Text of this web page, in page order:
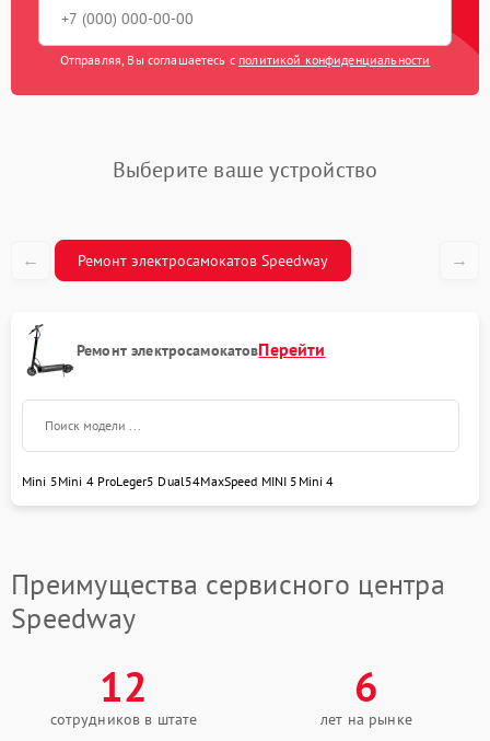
Отправляя, Вы соглашаетесь с политикой конфиденциальности
Выберите ваше устройство
← Ремонт электросамокатов Speedway →
Ремонт электросамокатовПерейти
Mini 5Mini 4 ProLeger5 Dual 54MaxSpeed MINI 5 Mini 4
Преимущества сервисного центра
Speedway
12
сотрудников в штате
6
лет на рынке